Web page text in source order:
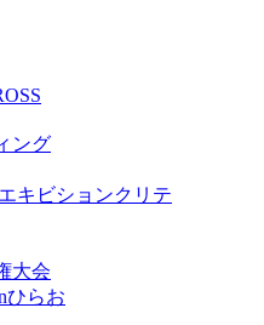
ング
キビションクリテ
大会
ひらお